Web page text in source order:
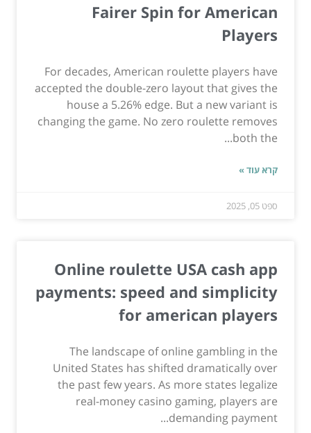
Fairer Spin for American
Players
For decades, American roulette players have
accepted the double-zero layout that gives the
house a 5.26% edge. But a new variant is
changing the game. No zero roulette removes
both the...
קרא עוד »
ספט 05, 2025
Online roulette USA cash app
payments: speed and simplicity
for american players
The landscape of online gambling in the
United States has shifted dramatically over
the past few years. As more states legalize
real-money casino gaming, players are
demanding payment...